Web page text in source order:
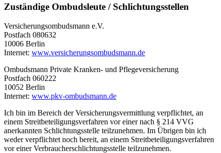
Zuständige Ombudsleute / Schlichtungsstellen
Versicherungsombudsmann e.V.
Postfach 080632
10006 Berlin
Internet: www.versicherungsombudsmann.de
Ombudsmann Private Kranken- und Pflegeversicherung
Postfach 060222
10052 Berlin
Internet: www.pkv-ombudsmann.de
Ich bin im Bereich der Versicherungsvermittlung verpflichtet, an
einem Streitbeteiligungsverfahren vor einer nach § 214 VVG
anerkannten Schlichtungsstelle teilzunehmen. Im Übrigen bin ich
weder verpflichtet noch bereit, an einem Streitbeteiligungsverfahren
vor einer Verbraucherschlichtungsstelle teilzunehmen.